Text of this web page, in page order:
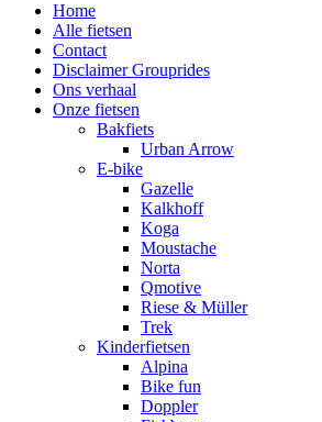
Home
Alle fietsen
Contact
Disclaimer Grouprides
Ons verhaal
Onze fietsen
Bakfiets
Urban Arrow
E-bike
Gazelle
Kalkhoff
Koga
Moustache
Norta
Qmotive
Riese & Müller
Trek
Kinderfietsen
Alpina
Bike fun
Doppler